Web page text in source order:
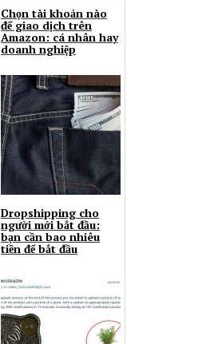
Chọn tài khoản nào
để giao dịch trên
Amazon: cá nhân hay
doanh nghiệp
Dropshipping cho
người mới bắt đầu:
bạn cần bao nhiêu
tiền để bắt đầu